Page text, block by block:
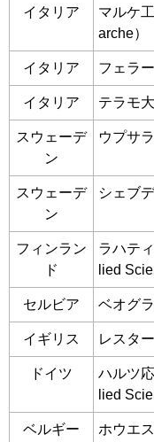
イタリア
マルケ
arche）
イタリア フェラ
イタリア テラモ
スウェーデ
ン
ウプサ
スウェーデ
ン
シェブ
フィンラン
ド
ラハテ
lied
セルビア ベオグ
イギリス レスタ
ドイツ
ハルツ
lied
ベルギー
ホウエ